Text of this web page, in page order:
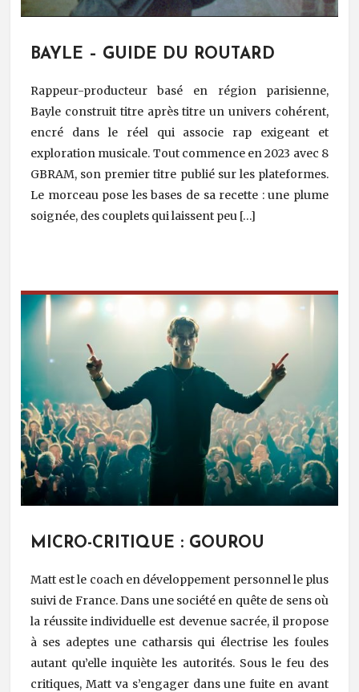
BAYLE – GUIDE DU ROUTARD
Rappeur-producteur basé en région parisienne,
Bayle construit titre après titre un univers cohérent,
encré dans le réel qui associe rap exigeant et
exploration musicale. Tout commence en 2023 avec 8
GBRAM, son premier titre publié sur les plateformes.
Le morceau pose les bases de sa recette : une plume
soignée, des couplets qui laissent peu […]
MICRO-CRITIQUE : GOUROU
Matt est le coach en développement personnel le plus
suivi de France. Dans une société en quête de sens où
la réussite individuelle est devenue sacrée, il propose
à ses adeptes une catharsis qui électrise les foules
autant qu’elle inquiète les autorités. Sous le feu des
critiques, Matt va s’engager dans une fuite en avant